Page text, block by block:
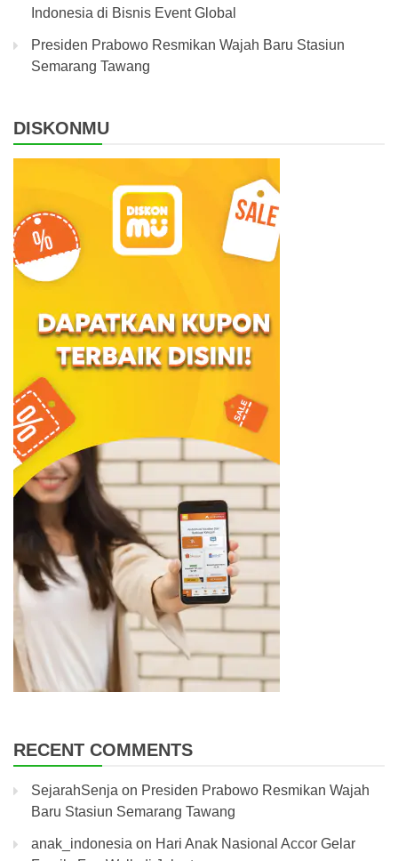
Indonesia di Bisnis Event Global
Presiden Prabowo Resmikan Wajah Baru Stasiun
Semarang Tawang
DISKONMU
RECENT COMMENTS
SejarahSenja on Presiden Prabowo Resmikan Wajah
Baru Stasiun Semarang Tawang
anak_indonesia on Hari Anak Nasional Accor Gelar